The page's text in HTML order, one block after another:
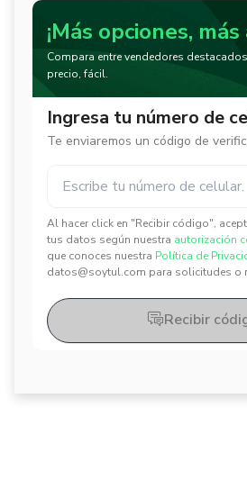
¡Más opciones,
Compara entre vendedores
precio, fácil.
Ingresa tu número de
Te enviaremos un código de
Al hacer click en "Recibir código",
tus datos según nuestra autorización
que conoces nuestra Política de
datos@soytul.com para solicitudes o
Recibir